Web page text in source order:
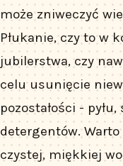
może zniweczyć
Płukanie, czy to w
jubilerstwa, czy
celu usunięcie
pozostałości -
detergentów.
czystej, miękkiej